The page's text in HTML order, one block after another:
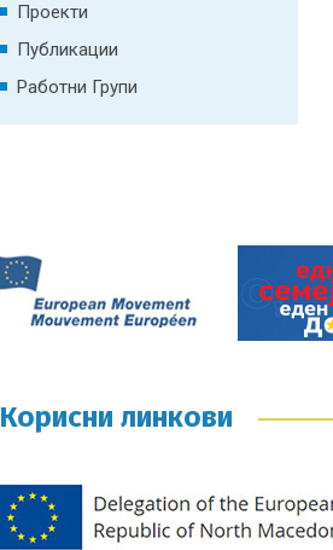
Проекти
Публикации
Работни Групи
Корисни линкови